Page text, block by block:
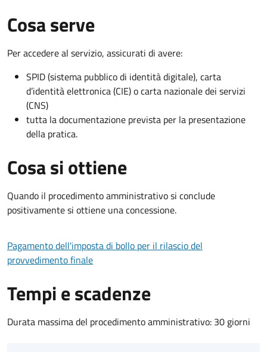
Cosa serve
Per accedere al servizio, assicurati di avere:
SPID (sistema pubblico di identità digitale), carta
d’identità elettronica (CIE) o carta nazionale dei servizi
(CNS)
tutta la documentazione prevista per la presentazione
della pratica.
Cosa si ottiene
Quando il procedimento amministrativo si conclude
positivamente si ottiene una concessione.
Pagamento dell'imposta di bollo per il rilascio del
provvedimento finale
Tempi e scadenze
Durata massima del procedimento amministrativo: 30 giorni